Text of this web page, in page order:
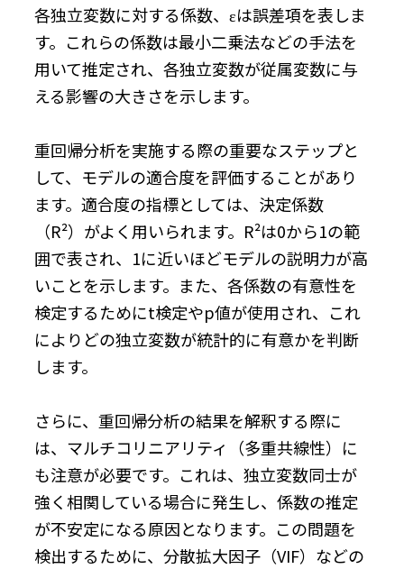
各独立変数に対する係数、εは誤差項を表しま
す。これらの係数は最小二乗法などの手法を
用いて推定され、各独立変数が従属変数に与
える影響の大きさを示します。
重回帰分析を実施する際の重要なステップと
して、モデルの適合度を評価することがあり
ます。適合度の指標としては、決定係数
（R²）がよく用いられます。R²は0から1の範
囲で表され、1に近いほどモデルの説明力が高
いことを示します。また、各係数の有意性を
検定するためにt検定やp値が使用され、これ
によりどの独立変数が統計的に有意かを判断
します。
さらに、重回帰分析の結果を解釈する際に
は、マルチコリニアリティ（多重共線性）に
も注意が必要です。これは、独立変数同士が
強く相関している場合に発生し、係数の推定
が不安定になる原因となります。この問題を
検出するために、分散拡大因子（VIF）などの